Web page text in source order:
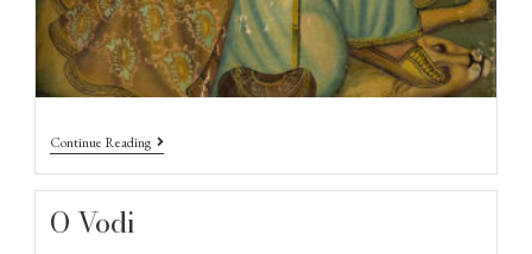
Continue Reading
O Vodi